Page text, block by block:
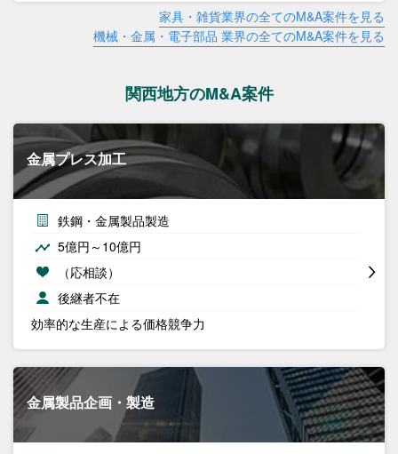
家具・雑貨業界の全てのM&A案件を見る
機械・金属・電子部品 業界の全てのM&A案件を見る
関西地方のM&A案件
金属プレス加工
鉄鋼・金属製品製造
5億円～10億円
（応相談）
後継者不在
効率的な生産による価格競争力
金属製品企画・製造